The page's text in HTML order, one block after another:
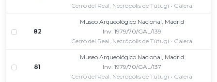
Cerro del Real, Necrópolis de Tútugi • Galera
82
Museo Arqueológico Nacional, Madrid
Inv: 1979/70/GAL/139
Cerro del Real, Necrópolis de Tútugi • Galera
81
Museo Arqueológico Nacional, Madrid
Inv: 1979/70/GAL/137
Cerro del Real, Necrópolis de Tútugi • Galera